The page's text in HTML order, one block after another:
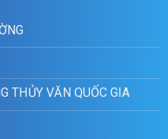
THỦY VĂN QUỐC GIA